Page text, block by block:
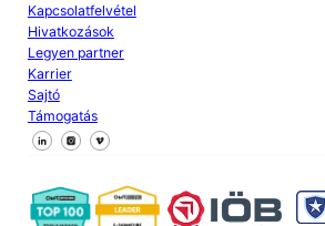
Kapcsolatfelvétel
Hivatkozások
Legyen partner
Karrier
Sajtó
Támogatás
Kövessen minket a Facebookon
Kövessen minket az X-en
Kövessen minket a LinkedIn-en